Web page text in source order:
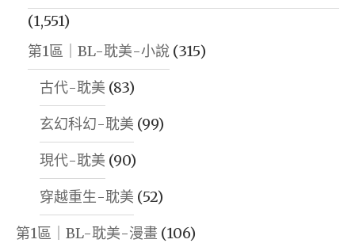
(1,551)
第1區｜BL-耽美-小說 (315)
古代-耽美 (83)
玄幻科幻-耽美 (99)
現代-耽美 (90)
穿越重生-耽美 (52)
第1區｜BL-耽美-漫畫 (106)